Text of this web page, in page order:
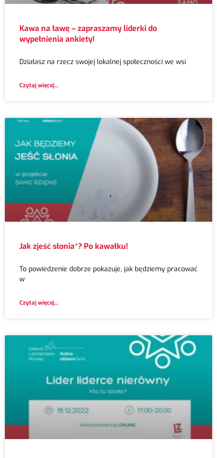
Kawa na ławę – zapraszamy liderki do
wypełnienia ankiety!
Działasz na rzecz swojej lokalnej społeczności we wsi
Czytaj więcej...
Jak zjeść słonia*? Po kawałku!
To powiedzenie dobrze pokazuje, jak będziemy pracować
w
Czytaj więcej...